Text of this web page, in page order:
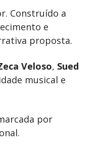
Construído a
e
proposta.
Veloso, Sued
musical e
por